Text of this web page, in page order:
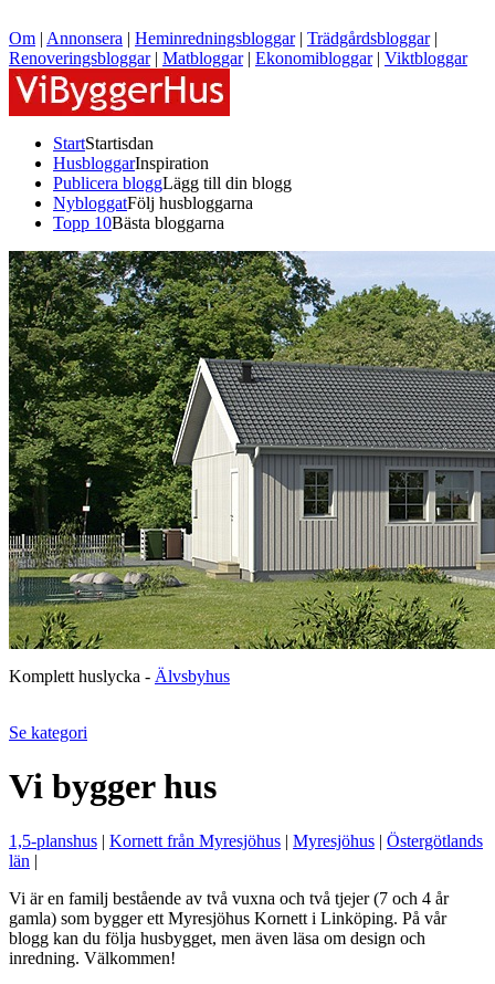
Om | Annonsera | Heminredningsbloggar| Trädgårdsbloggar|
Renoveringsbloggar| Matbloggar| Ekonomibloggar| Viktbloggar
StartStartisdan
HusbloggarInspiration
Publicera bloggLägg till din blogg
NybloggatFölj husbloggarna
Topp 10Bästa bloggarna
Komplett huslycka - Älvsbyhus
Se kategori
Vi bygger hus
1,5-planshus | Kornett från Myresjöhus | Myresjöhus | Östergötlands
län |
Vi är en familj bestående av två vuxna och två tjejer (7 och 4 år
gamla) som bygger ett Myresjöhus Kornett i Linköping. På vår
blogg kan du följa husbygget, men även läsa om design och
inredning. Välkommen!